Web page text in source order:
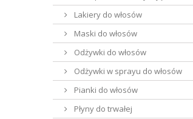
Lakiery do włosów
Maski do włosów
Odżywki do włosów
Odżywki w sprayu do włosów
Pianki do włosów
Płyny do trwałej